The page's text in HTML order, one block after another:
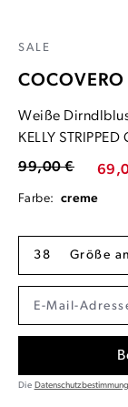
SALE
COCOVERO
Weiße
KELLY
99,00 €
Farbe: creme
38 Größe
Die